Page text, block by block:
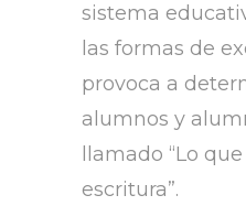
sistema
las formas de
provoca a
alumnos y
llamado “Lo
escritura”.